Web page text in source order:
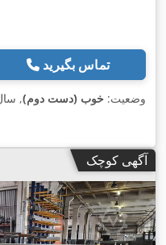
تماس بگیرید
وضعیت: خوب (دست دوم),
آگهی کوچک